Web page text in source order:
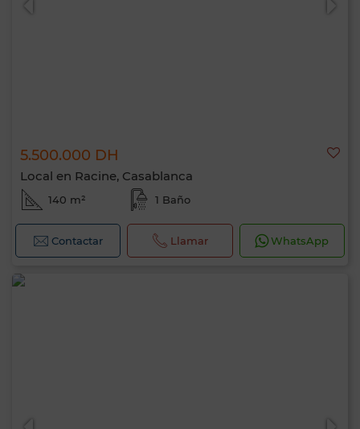
5.500.000 DH
Local en Racine, Casablanca
140 m² 1 Baño
Contactar Llamar WhatsApp